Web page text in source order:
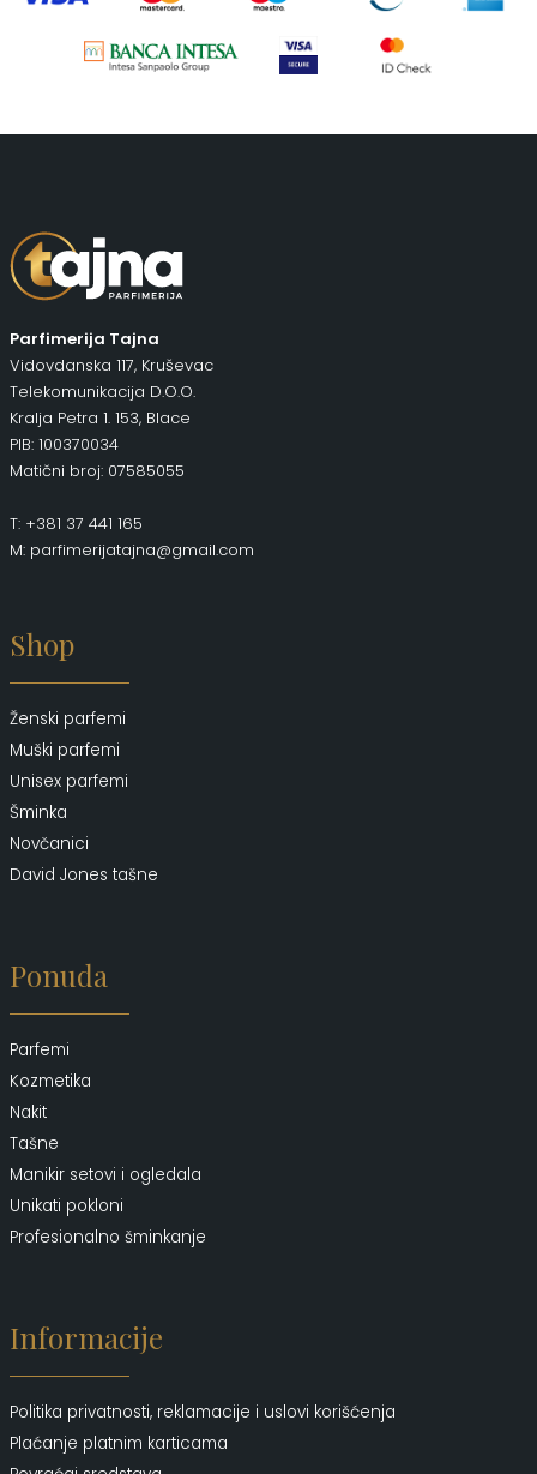
Parfimerija Tajna
Vidovdanska 117, Kruševac
Telekomunikacija D.O.O.
Kralja Petra 1. 153, Blace
PIB: 100370034
Matični broj: 07585055
T: +381 37 441 165
M: parfimerijatajna@gmail.com
Shop
Ženski parfemi
Muški parfemi
Unisex parfemi
Šminka
Novčanici
David Jones tašne
Ponuda
Parfemi
Kozmetika
Nakit
Tašne
Manikir setovi i ogledala
Unikati pokloni
Profesionalno šminkanje
Informacije
Politika privatnosti, reklamacije i uslovi korišćenja
Plaćanje platnim karticama